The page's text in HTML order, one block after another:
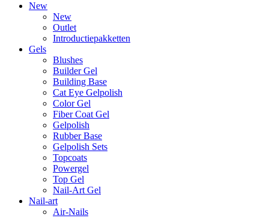
New
New
Outlet
Introductiepakketten
Gels
Blushes
Builder Gel
Building Base
Cat Eye Gelpolish
Color Gel
Fiber Coat Gel
Gelpolish
Rubber Base
Gelpolish Sets
Topcoats
Powergel
Top Gel
Nail-Art Gel
Nail-art
Air-Nails